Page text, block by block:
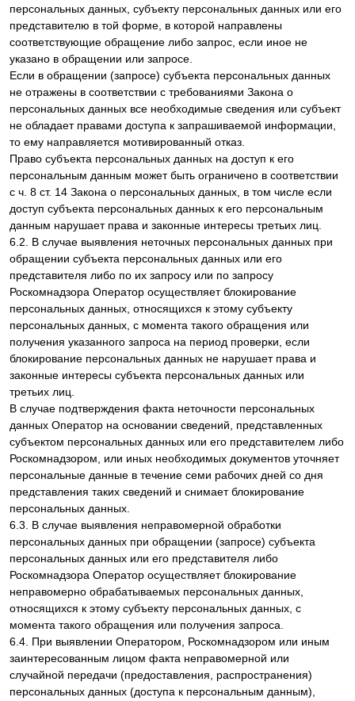
персональных данных, субъекту персональных данных или его
представителю в той форме, в которой направлены
соответствующие обращение либо запрос, если иное не
указано в обращении или запросе.
Если в обращении (запросе) субъекта персональных данных
не отражены в соответствии с требованиями Закона о
персональных данных все необходимые сведения или субъект
не обладает правами доступа к запрашиваемой информации,
то ему направляется мотивированный отказ.
Право субъекта персональных данных на доступ к его
персональным данным может быть ограничено в соответствии
с ч. 8 ст. 14 Закона о персональных данных, в том числе если
доступ субъекта персональных данных к его персональным
данным нарушает права и законные интересы третьих лиц.
6.2. В случае выявления неточных персональных данных при
обращении субъекта персональных данных или его
представителя либо по их запросу или по запросу
Роскомнадзора Оператор осуществляет блокирование
персональных данных, относящихся к этому субъекту
персональных данных, с момента такого обращения или
получения указанного запроса на период проверки, если
блокирование персональных данных не нарушает права и
законные интересы субъекта персональных данных или
третьих лиц.
В случае подтверждения факта неточности персональных
данных Оператор на основании сведений, представленных
субъектом персональных данных или его представителем либо
Роскомнадзором, или иных необходимых документов уточняет
персональные данные в течение семи рабочих дней со дня
представления таких сведений и снимает блокирование
персональных данных.
6.3. В случае выявления неправомерной обработки
персональных данных при обращении (запросе) субъекта
персональных данных или его представителя либо
Роскомнадзора Оператор осуществляет блокирование
неправомерно обрабатываемых персональных данных,
относящихся к этому субъекту персональных данных, с
момента такого обращения или получения запроса.
6.4. При выявлении Оператором, Роскомнадзором или иным
заинтересованным лицом факта неправомерной или
случайной передачи (предоставления, распространения)
персональных данных (доступа к персональным данным),